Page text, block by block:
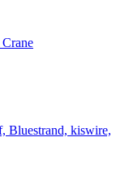
Bluestrand, kiswire,